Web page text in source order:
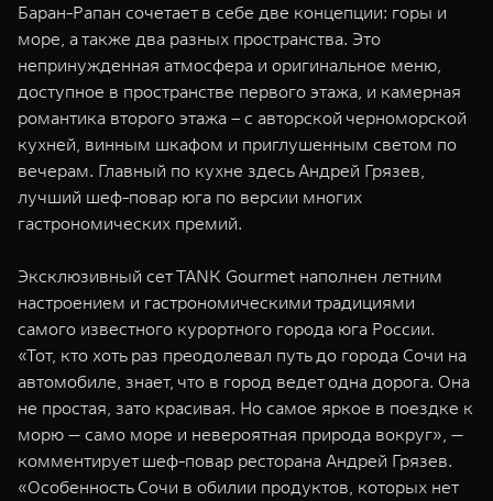
от 6 449 000 ₽ от 8 099
Баран-Рапан сочетает в себе две концепции: горы и
море, а также два разных пространства. Это
непринужденная атмосфера и оригинальное меню,
доступное в пространстве первого этажа, и камерная
романтика второго этажа – с авторской черноморской
кухней, винным шкафом и приглушенным светом по
вечерам. Главный по кухне здесь Андрей Грязев,
лучший шеф-повар юга по версии многих
гастрономических премий.
Эксклюзивный сет TANK Gourmet наполнен летним
настроением и гастрономическими традициями
самого известного курортного города юга России.
«Тот, кто хоть раз преодолевал путь до города Сочи на
автомобиле, знает, что в город ведет одна дорога. Она
не простая, зато красивая. Но самое яркое в поездке к
морю — само море и невероятная природа вокруг», —
комментирует шеф-повар ресторана Андрей Грязев.
«Особенность Сочи в обилии продуктов, которых нет